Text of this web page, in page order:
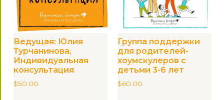
Ведущая: Юлия
Турчанинова,
Индивидуальная
консультация
$50.00
Группа поддержки
для родителей-
хоумскулеров с
детьми 3-6 лет
$60.00